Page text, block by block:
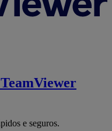
TeamViewer
e seguros.